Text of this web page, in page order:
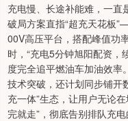
充电慢、长途补能难，一直
破局方案直指“超充天花板
00V高压平台，搭配峰值功
时，“充电5分钟旭阳配资，
度完全追平燃油车加油效
技术突破，还计划同步铺开
充一体”生态，让用户无论
完就走”，彻底告别排队充电